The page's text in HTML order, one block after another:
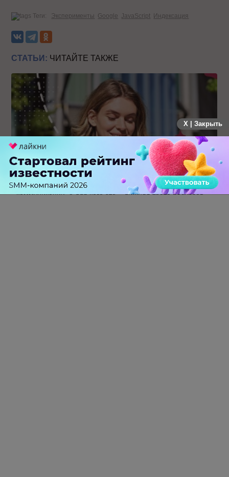
Теги: Эксперименты Google JavaScript Индексация
СТАТЬИ: ЧИТАЙТЕ ТАКЖЕ
Каким брендам действительно нужны mobile push-
коммуникации, а для кого это – лишняя трата ресурсов
X | Закрыть